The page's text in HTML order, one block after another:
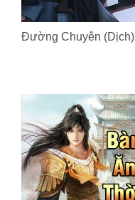
Đường Chuyên (Dịch)